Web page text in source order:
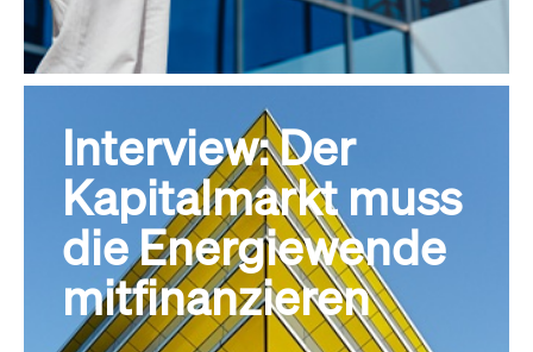
Interview: Der
Kapitalmarkt muss
die Energiewende
mitfinanzieren